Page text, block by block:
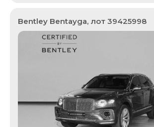
Bentley Bentayga, лот 39425998